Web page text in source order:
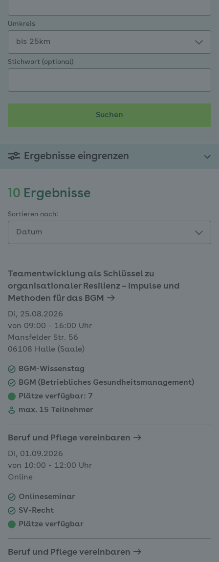
Umkreis
Stichwort (optional)
Suchen
Ergebnisse eingrenzen
10 Ergebnisse
Ihre
Suche
gefunden
Sortieren nach:
Teamentwicklung als Schlüssel zu
organisationaler Resilienz – Impulse und
Methoden für das BGM
Di, 25.08.2026
von 09:00 - 16:00 Uhr
Mansfelder Str. 56
06108 Halle (Saale)
BGM-Wissenstag
BGM (Betriebliches Gesundheitsmanagement)
Plätze verfügbar: 7
max. 15 Teilnehmer
Beruf und Pflege vereinbaren
Di, 01.09.2026
von 10:00 - 12:00 Uhr
Online
Onlineseminar
SV-Recht
Plätze verfügbar
Beruf und Pflege vereinbaren